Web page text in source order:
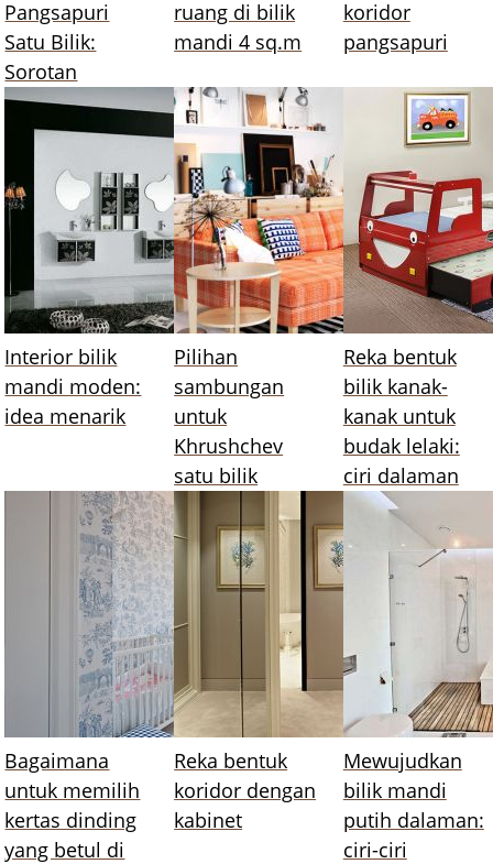
Pangsapuri
Satu Bilik:
Sorotan
ruang di bilik
mandi 4 sq.m
koridor
pangsapuri
Interior bilik
mandi moden:
idea menarik
Pilihan
sambungan
untuk
Khrushchev
satu bilik
Reka bentuk
bilik kanak-
kanak untuk
budak lelaki:
ciri dalaman
Bagaimana
untuk memilih
kertas dinding
yang betul di
Reka bentuk
koridor dengan
kabinet
Mewujudkan
bilik mandi
putih dalaman:
ciri-ciri